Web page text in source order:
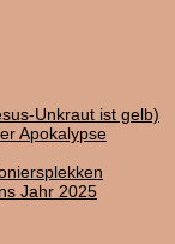
Unkraut ist gelb)
Apokalypse
Jahr 2025